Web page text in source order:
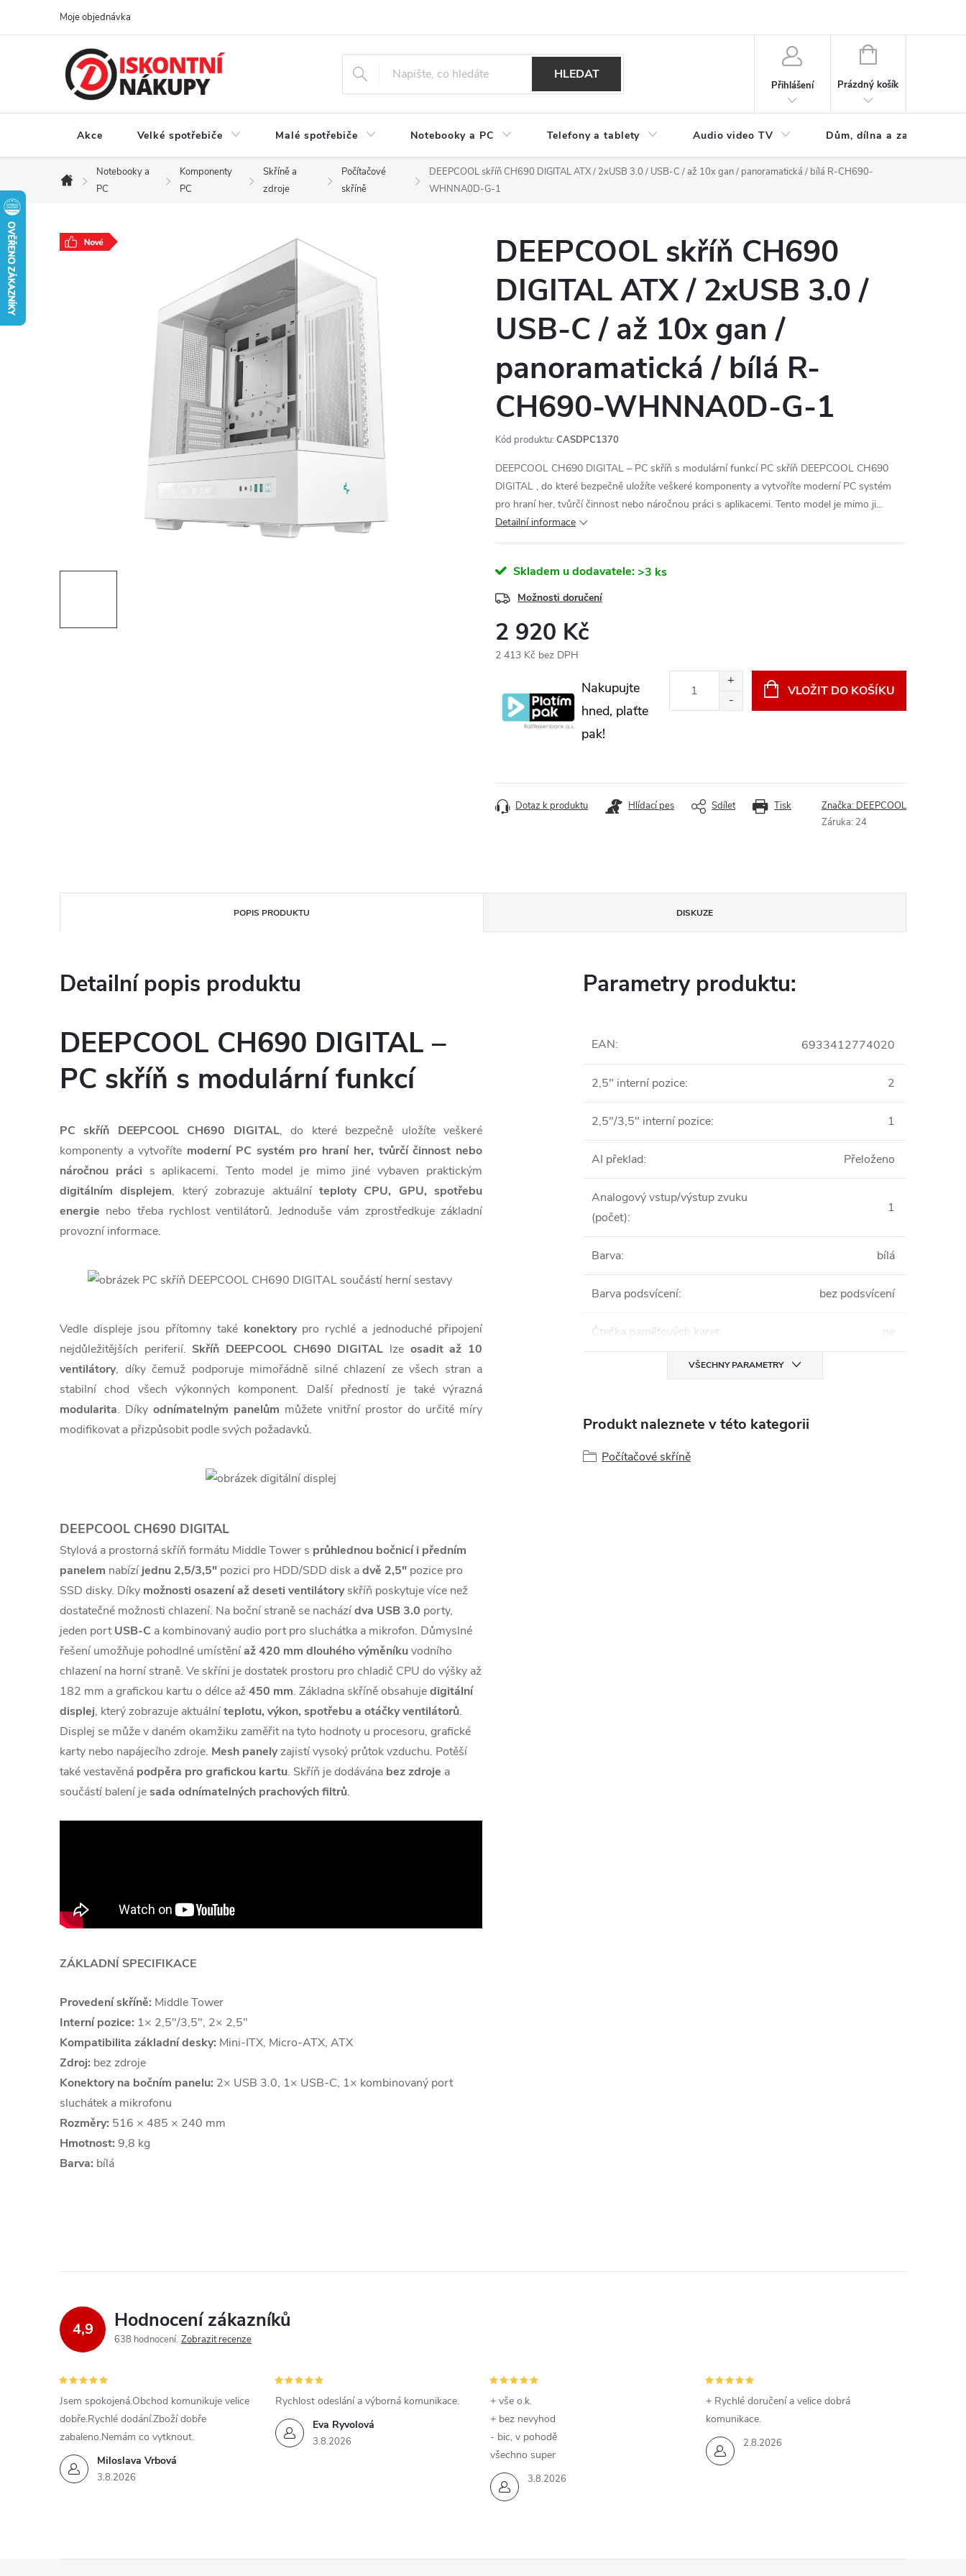
Moje objednávka
HLEDAT
Přihlášení
NÁKUPNÍ
Prázdný košík
Akce Velké spotřebiče Malé spotřebiče Notebooky a PC Telefony a tablety Audio video TV Dům, dílna a zahrada
Domů
Notebooky a
PC
Komponenty
PC
Skříně a
zdroje
Počítačové
skříně
DEEPCOOL skříň CH690 DIGITAL ATX / 2xUSB 3.0 / USB-C / až 10x gan / panoramatická / bílá R-CH690-
WHNNA0D-G-1
DEEPCOOL skříň CH690
DIGITAL ATX / 2xUSB 3.0 /
USB-C / až 10x gan /
panoramatická / bílá R-
CH690-WHNNA0D-G-1
Kód produktu: CASDPC1370
DEEPCOOL CH690 DIGITAL – PC skříň s modulární funkcí PC skříň DEEPCOOL CH690
DIGITAL , do které bezpečně uložíte veškeré komponenty a vytvoříte moderní PC systém
pro hraní her, tvůrčí činnost nebo náročnou práci s aplikacemi. Tento model je mimo ji...
Detailní informace
Skladem u dodavatele:>3 ks
Možnosti doručení
2 920 Kč
2 413 Kč bez DPH
Nakupujte
hned, plaťte
pak!
VLOŽIT DO KOŠÍKU
Tisk
Dotaz k produktu Hlídací pes Sdílet Značka: DEEPCOOL
Záruka: 24
POPIS PRODUKTU DISKUZE
Detailní popis produktu
DEEPCOOL CH690 DIGITAL –
PC skříň s modulární funkcí
PC skříň DEEPCOOL CH690 DIGITAL, do které bezpečně uložíte veškeré
komponenty a vytvoříte moderní PC systém pro hraní her, tvůrčí činnost nebo
náročnou práci s aplikacemi. Tento model je mimo jiné vybaven praktickým
digitálním displejem, který zobrazuje aktuální teploty CPU, GPU, spotřebu
energie nebo třeba rychlost ventilátorů. Jednoduše vám zprostředkuje základní
provozní informace.
Vedle displeje jsou přítomny také konektory pro rychlé a jednoduché připojení
nejdůležitějších periferií. Skříň DEEPCOOL CH690 DIGITAL lze osadit až 10
ventilátory, díky čemuž podporuje mimořádně silné chlazení ze všech stran a
stabilní chod všech výkonných komponent. Další předností je také výrazná
modularita. Díkyodnímatelným panelům můžete vnitřní prostor do určité míry
modifikovat a přizpůsobit podle svých požadavků.
DEEPCOOL CH690 DIGITAL
Stylová a prostorná skříň formátu Middle Tower s průhlednou bočnicí i předním
panelem nabízí jednu 2,5/3,5" pozici pro HDD/SDD disk advě 2,5" pozice pro
SSD disky. Díky možnosti osazení až deseti ventilátoryskříň poskytuje více než
dostatečné možnosti chlazení. Na boční straně se nacházídva USB 3.0 porty,
jeden portUSB-C a kombinovaný audio port pro sluchátka a mikrofon. Důmyslné
řešení umožňuje pohodlné umístěníaž 420 mm dlouhého výměníkuvodního
chlazení na horní straně. Ve skříni je dostatek prostoru pro chladič CPU do výšky až
182 mm a grafickou kartu o délce až450 mm. Základna skříně obsahujedigitální
displej, který zobrazuje aktuálníteplotu, výkon, spotřebu a otáčky ventilátorů.
Displej se může v daném okamžiku zaměřit na tyto hodnoty u procesoru, grafické
karty nebo napájecího zdroje. Mesh panelyzajistí vysoký průtok vzduchu. Potěší
také vestavěná podpěra pro grafickou kartu. Skříň je dodávána bez zdroje a
součástí balení jesada odnímatelných prachových filtrů.
ZÁKLADNÍ SPECIFIKACE
Provedení skříně: Middle Tower
Interní pozice: 1× 2,5"/3,5", 2× 2,5"
Kompatibilita základní desky: Mini-ITX, Micro-ATX, ATX
Zdroj: bez zdroje
Konektory na bočním panelu: 2× USB 3.0, 1× USB-C, 1× kombinovaný port
sluchátek a mikrofonu
Rozměry: 516 × 485 × 240 mm
Hmotnost: 9,8 kg
Barva: bílá
Parametry produktu:
EAN: 6933412774020
2,5" interní pozice: 2
2,5"/3,5" interní pozice: 1
AI překlad: Přeloženo
Analogový vstup/výstup zvuku
(počet):
1
Barva: bílá
Barva podsvícení: bez podsvícení
Čtečka paměťových karet: ne
VŠECHNY PARAMETRY
Produkt naleznete v této kategorii
Počítačové skříně
4,9 Hodnocení zákazníků
638 hodnocení Zobrazit recenze
Miloslava Vrbová
3.8.2026
Jsem spokojená.Obchod komunikuje velice
dobře.Rychlé dodání.Zboží dobře
zabaleno.Nemám co vytknout.
Eva Ryvolová
3.8.2026
Rychlost odeslání a výborná komunikace.
3.8.2026
+ vše o.k.
+ bez nevyhod
- bic, v pohodě
všechno super
2.8.2026
+ Rychlé doručení a velice dobrá
komunikace.